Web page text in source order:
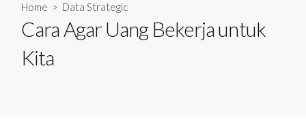
Home > Data Strategic
Cara Agar Uang Bekerja untuk
Kita